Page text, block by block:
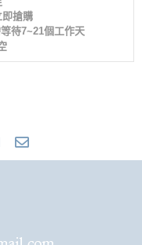
搶購
待7~21個工作天